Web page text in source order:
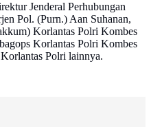
Jenderal Perhubungan
Pol. (Purn.) Aan Suhanan,
Korlantas Polri Kombes
Korlantas Polri Kombes
Polri lainnya.